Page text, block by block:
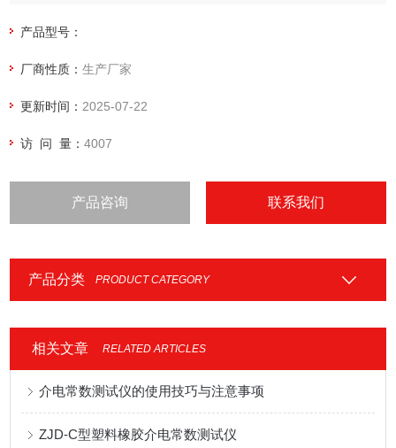
产品型号：
厂商性质：生产厂家
更新时间： 2025-07-22
访 问 量：4007
产品咨询 联系我们
产品分类 PRODUCT CATEGORY
相关文章 RELATED ARTICLES
介电常数测试仪的使用技巧与注意事项
ZJD-C型塑料橡胶介电常数测试仪